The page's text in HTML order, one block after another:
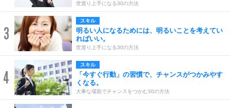
世渡り上手になる30の方法
3
スキル
明るい人になるためには、明るいことを考えてい
ればいい。
世渡り上手になる30の方法
4
スキル
「今すぐ行動」の習慣で、チャンスがつかみやす
くなる。
大事な場面でチャンスをつかむ30の方法